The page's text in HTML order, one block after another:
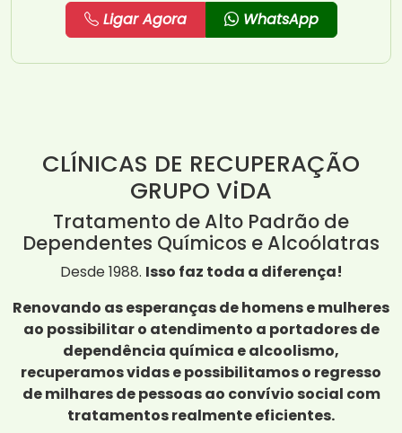
Ligar Agora WhatsApp
CLÍNICAS DE RECUPERAÇÃO
GRUPO ViDA
Tratamento de Alto Padrão de
Dependentes Químicos e Alcoólatras
Desde 1988. Isso faz toda a diferença!
Renovando as esperanças de homens e mulheres
ao possibilitar o atendimento a portadores de
dependência química e alcoolismo,
recuperamos vidas e possibilitamos o regresso
de milhares de pessoas ao convívio social com
tratamentos realmente eficientes.